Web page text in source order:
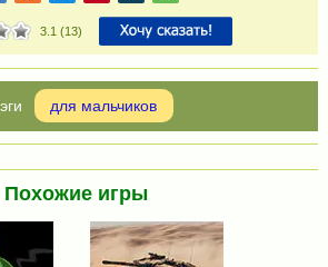
3.1 (13)
для мальчиков
Похожие игры